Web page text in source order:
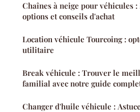
Chaînes à neige pour véhicules
options et conseils d'achat
Location véhicule Tourcoing :
utilitaire
Break véhicule : Trouver le
familial avec notre guide
Changer d'huile véhicule :